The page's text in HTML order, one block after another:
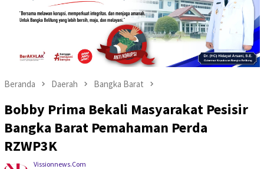
Beranda Daerah Bangka Barat
Bobby Prima Bekali Masyarakat Pesisir
Bangka Barat Pemahaman Perda
RZWP3K
Vissionnews.com